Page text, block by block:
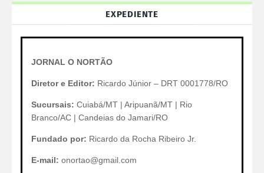
EXPEDIENTE
JORNAL O NORTÃO
Diretor e Editor: Ricardo Júnior – DRT 0001778/RO
Sucursais: Cuiabá/MT | Aripuanã/MT | Rio
Branco/AC | Candeias do Jamari/RO
Fundado por: Ricardo da Rocha Ribeiro Jr.
E-mail: onortao@gmail.com